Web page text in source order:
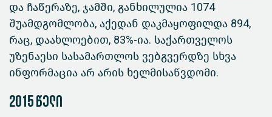
და ჩაწერაზე, ჯამში, განხილულია 1074
შუამდგომლობა, აქედან დაკმაყოფილდა 894,
რაც, დაახლოებით, 83%-ია. საქართველოს
უზენაესი სასამართლოს ვებგვერდზე სხვა
ინფორმაცია არ არის ხელმისაწვდომი.
2015 წელი